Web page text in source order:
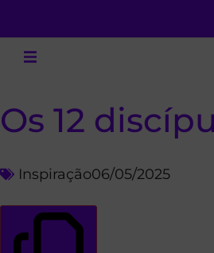
Os 12
Inspiração06/05/2025